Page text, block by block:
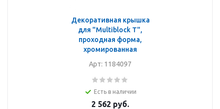
Декоративная крышка
для "Multiblock T",
проходная форма,
хромированная
Арт: 1184097
Есть в наличии
2 562 руб.